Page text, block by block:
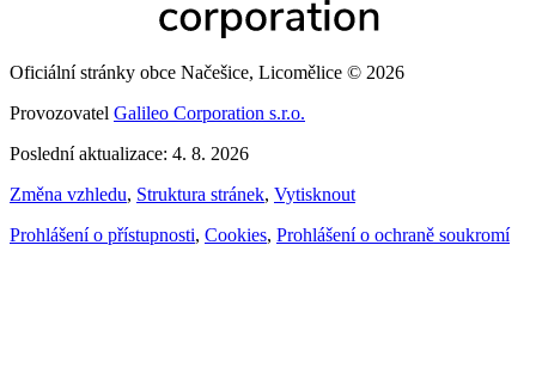
Oficiální stránky obce Načešice, Licomělice © 2026
Provozovatel Galileo Corporation s.r.o.
Poslední aktualizace: 4. 8. 2026
Změna vzhledu, Struktura stránek, Vytisknout
Prohlášení o přístupnosti, Cookies, Prohlášení o ochraně soukromí